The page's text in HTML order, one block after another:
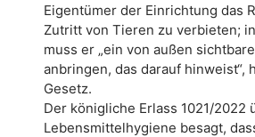
Eigentümer der Einrichtung das
Zutritt von Tieren zu verbieten;
muss er „ein von außen
anbringen, das darauf hinweist“,
Gesetz.
Der königliche Erlass 1021/2022
Lebensmittelhygiene besagt,